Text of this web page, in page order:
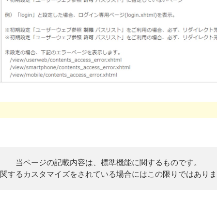
当ページの記載内容は、標準機能に関するものです。
するカスタマイズをされている場合にはこの限りではあり